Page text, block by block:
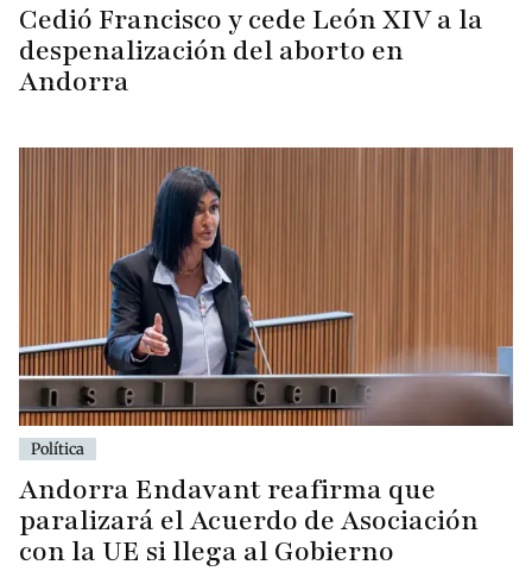
Cedió Francisco y cede León XIV a la
despenalización del aborto en
Andorra
Política
Andorra Endavant reafirma que
paralizará el Acuerdo de Asociación
con la UE si llega al Gobierno